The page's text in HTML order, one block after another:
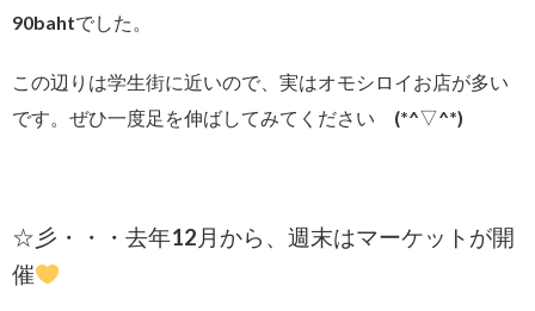
90bahtでした。
この辺りは学生街に近いので、実はオモシロイお店が多い
です。ぜひ一度足を伸ばしてみてください (*^▽^*)
☆彡・・・去年12月から、週末はマーケットが開
催